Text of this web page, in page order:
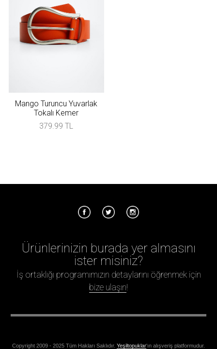
Mango Turuncu Yuvarlak
Tokalı Kemer
379.99 TL
Ürünlerinizin burada yer almasını
ister misiniz?
İş ortaklığı programımızın detaylarını öğrenmek için
bize ulaşın!
Copyright 2009 - 2025 Tüm Hakları Saklıdır. Yeşiltopuklar'ın alışveriş platformudur.